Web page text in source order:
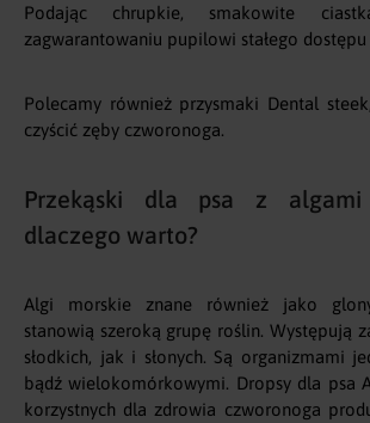
Podając chrupkie, smakowite
zagwarantowaniu pupilowi stałego
Polecamy również przysmaki Dental
czyścić zęby czworonoga.
Przekąski dla psa z
dlaczego warto?
Algi morskie znane również jako
stanowią szeroką grupę roślin. Występują
słodkich, jak i słonych. Są organizmami
bądź wielokomórkowymi. Dropsy dla psa
korzystnych dla zdrowia czworonoga